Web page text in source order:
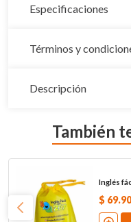
Especificaciones
Términos y
Descripción
También
Inglés
$ 69.